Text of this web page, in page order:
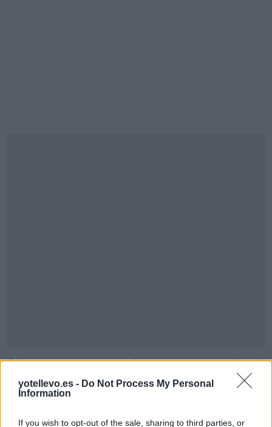
yotellevo.es - Do Not Process My Personal
Information
If you wish to opt-out of the sale, sharing to third parties, or
Cómo ir desde
Palma+de+mallorca+islas+baleares a
Paiporta+valencia